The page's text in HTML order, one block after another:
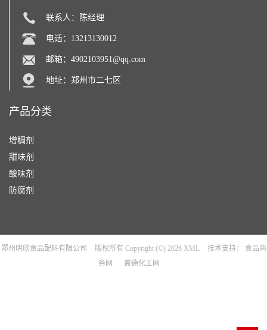
联系人：陈经理
电话：13213130012
邮箱： 4902103951@qq.com
地址：郑州市二七区
产品分类
增稠剂
甜味剂
酸味剂
防腐剂
郑州明欣食品配料有限公司 版权所有 Copyright (©) 2026 XML 技术支持：
食品商
务网
盖德化工网